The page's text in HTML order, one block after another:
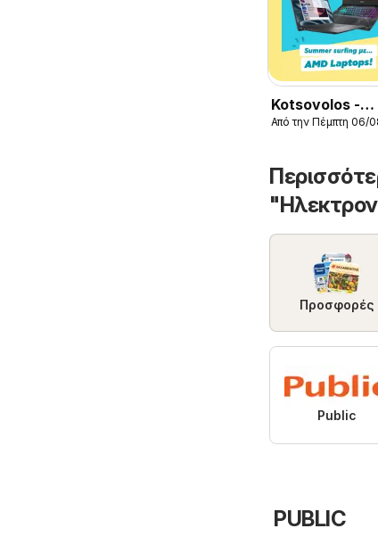
Kotsovolos -
Προσφορές
Από την Πέμπτη 06/
Προσφορές
Public
PUBLIC